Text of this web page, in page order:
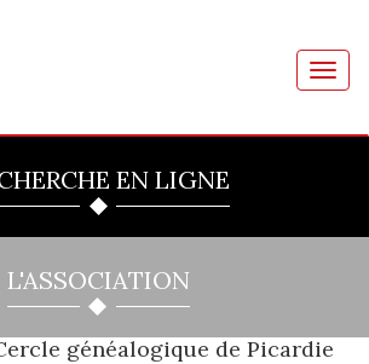
EN LIGNE
L'ASSOCIATION
généalogique de Picardie